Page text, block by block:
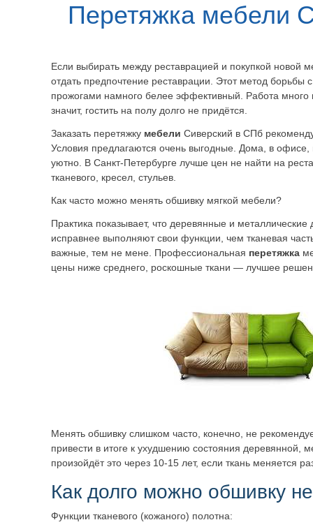
Перетяжка мебели
Если выбирать между реставрацией и покупкой новой
отдать предпочтение реставрации. Этот метод борьбы
прожогами намного белее эффективный. Работа много
значит, гостить на полу долго не придётся.
Заказать перетяжку мебели Сиверский в СПб
Условия предлагаются очень выгодные. Дома, в офисе,
уютно. В Санкт-Петербурге лучше цен не найти на
тканевого, кресел, стульев.
Как часто можно менять обшивку мягкой мебели?
Практика показывает, что деревянные и
исправнее выполняют свои функции, чем тканевая
важные, тем не мене. Профессиональная перетяжка
цены ниже среднего, роскошные ткани — лучшее
Менять обшивку слишком часто, конечно, не
привести в итоге к ухудшению состояния деревянной,
произойдёт это через 10-15 лет, если ткань меняется
Как долго можно обшивку
Функции тканевого (кожаного) полотна: